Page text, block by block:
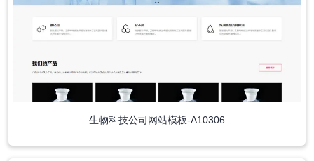
生物科技公司网站模板-A10306